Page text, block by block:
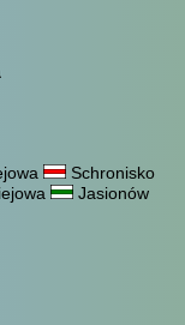
Schronisko
Jasionów